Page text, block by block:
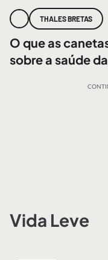
THALES BRETAS
O que as
sobre a saúde
Vida Leve